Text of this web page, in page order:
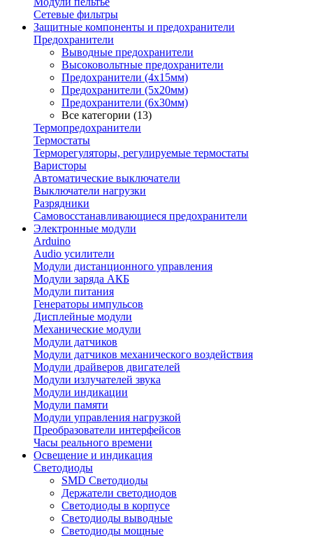
Сетевые фильтры
Защитные компоненты и предохранители
Предохранители
Выводные предохранители
Высоковольтные предохранители
Предохранители (4х15мм)
Предохранители (5х20мм)
Предохранители (6х30мм)
Все категории (13)
Термопредохранители
Термостаты
Терморегуляторы, регулируемые термостаты
Варисторы
Автоматические выключатели
Выключатели нагрузки
Разрядники
Самовосстанавливающиеся предохранители
Электронные модули
Arduino
Audio усилители
Модули дистанционного управления
Модули заряда АКБ
Модули питания
Генераторы импульсов
Дисплейные модули
Механические модули
Модули датчиков
Модули датчиков механического воздействия
Модули драйверов двигателей
Модули излучателей звука
Модули индикации
Модули памяти
Модули управления нагрузкой
Преобразователи интерфейсов
Часы реального времени
Освещение и индикация
Светодиоды
SMD Светодиоды
Держатели светодиодов
Светодиоды в корпусе
Светодиоды выводные
Светодиоды мощные